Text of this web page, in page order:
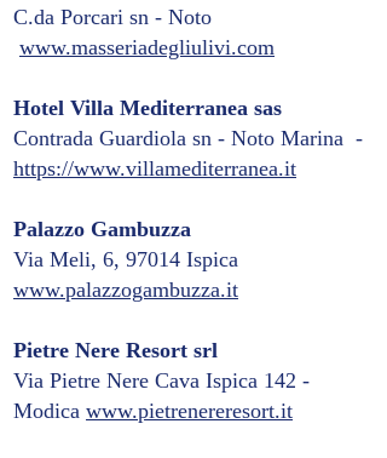
C.da Porcari sn - Noto
www.masseriadegliulivi.com
Hotel Villa Mediterranea sas
Contrada Guardiola sn - Noto Marina -
https://www.villamediterranea.it
Palazzo Gambuzza
Via Meli, 6, 97014 Ispica
www.palazzogambuzza.it
Pietre Nere Resort srl
Via Pietre Nere Cava Ispica 142 -
Modica www.pietrenereresort.it